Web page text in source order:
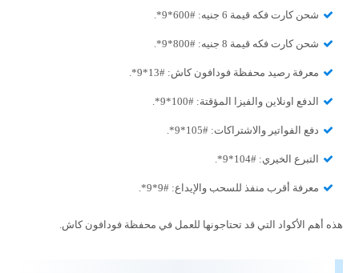
شحن كارت فكه قيمة 6 جنيه: #600*9*.
شحن كارت فكه قيمة 8 جنيه: #800*9*.
معرفة رصيد محفظة فودافون كاش: #13*9*.
الدفع اونلاين والفيزا المؤقتة: #100*9*.
دفع الفواتير والاشتراكات: #105*9*.
التبرع الخيري: #104*9*.
معرفة أقرب منفذ للسحب والإيداع: #9*9*.
هذه أهم الأكواد التي قد تحتاجونها للعمل في محفظة فودافون كاش.